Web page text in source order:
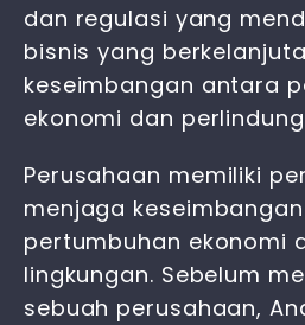
dan regulasi yang
bisnis yang
keseimbangan antara
ekonomi dan
Perusahaan memiliki
menjaga
pertumbuhan ekonomi
lingkungan. Sebelum
sebuah perusahaan,